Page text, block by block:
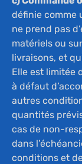
définie comme
ne prend pas
matériels ou
livraisons, et
Elle est limitée
à défaut
autres
quantités
cas de non-
dans
conditions et